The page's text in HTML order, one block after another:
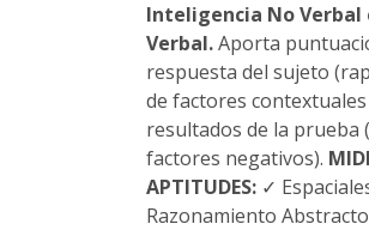
Inteligencia No
Verbal.Aporta
respuesta del sujeto
de factores
resultados de la prueba
factores negativos).
APTITUDES:✓
Razonamiento